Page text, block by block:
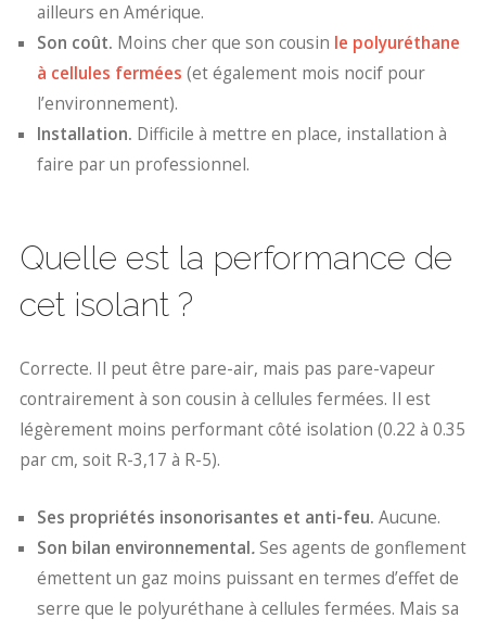
ailleurs en Amérique.
Son coût. Moins cher que son cousin le polyuréthane
à cellules fermées (et également mois nocif pour
l’environnement).
Installation. Difficile à mettre en place, installation à
faire par un professionnel.
Quelle est la performance de
cet isolant ?
Correcte. Il peut être pare-air, mais pas pare-vapeur
contrairement à son cousin à cellules fermées. Il est
légèrement moins performant côté isolation (0.22 à 0.35
par cm, soit R-3,17 à R-5).
Ses propriétés insonorisantes et anti-feu. Aucune.
Son bilan environnemental.Ses agents de gonflement
émettent un gaz moins puissant en termes d’effet de
serre que le polyuréthane à cellules fermées. Mais sa